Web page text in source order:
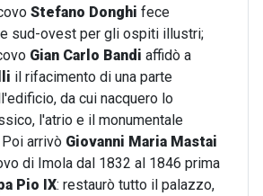
Stefano Donghi fece
sud-ovest per gli ospiti illustri;
Gian Carlo Bandi affidò a
il rifacimento di una parte
da cui nacquero lo
l'atrio e il monumentale
arrivò Giovanni Maria Mastai
di Imola dal 1832 al 1846 prima
Pio IX: restaurò tutto il palazzo,